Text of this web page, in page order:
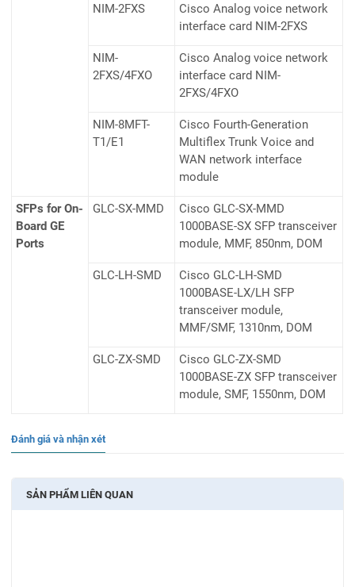
NIM-2FXS
Cisco Analog voice network
interface card NIM-2FXS
NIM-
2FXS/4FXO
Cisco Analog voice network
interface card NIM-
2FXS/4FXO
NIM-8MFT-
T1/E1
Cisco Fourth-Generation
Multiflex Trunk Voice and
WAN network interface
module
SFPs for On-
Board GE
Ports
GLC-SX-MMD
Cisco GLC-SX-MMD
1000BASE-SX SFP transceiver
module, MMF, 850nm, DOM
GLC-LH-SMD
Cisco GLC-LH-SMD
1000BASE-LX/LH SFP
transceiver module,
MMF/SMF, 1310nm, DOM
GLC-ZX-SMD
Cisco GLC-ZX-SMD
1000BASE-ZX SFP transceiver
module, SMF, 1550nm, DOM
Đánh giá và nhận xét
SẢN PHẨM LIÊN QUAN